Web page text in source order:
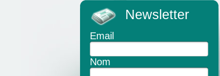
Newsletter
Email
Nom